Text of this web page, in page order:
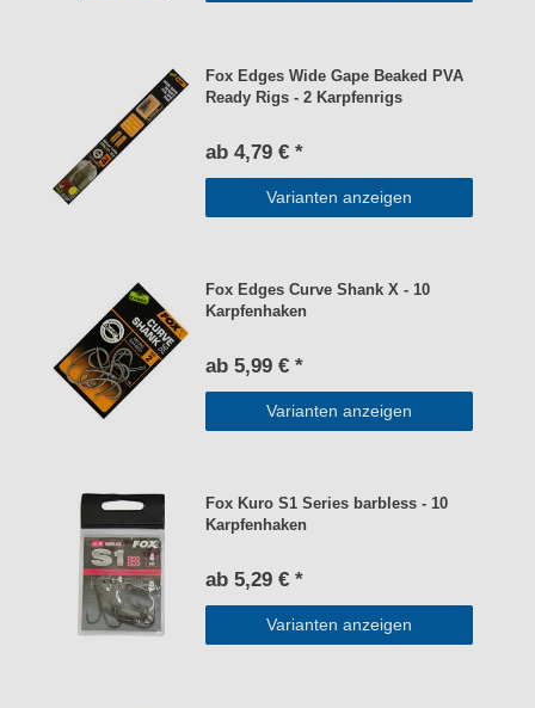
Fox Edges Wide Gape Beaked PVA
Ready Rigs - 2 Karpfenrigs
ab 4,79 € *
Varianten anzeigen
Fox Edges Curve Shank X - 10
Karpfenhaken
ab 5,99 € *
Varianten anzeigen
Fox Kuro S1 Series barbless - 10
Karpfenhaken
ab 5,29 € *
Varianten anzeigen